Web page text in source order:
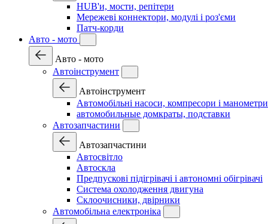
HUB'и, мости, репітери
Мережеві коннектори, модулі і роз'єми
Патч-корди
Авто - мото
Авто - мото
Автоінструмент
Автоінструмент
Автомобільні насоси, компресори і манометри
автомобильные домкраты, подставки
Автозапчастини
Автозапчастини
Автосвітло
Автоскла
Предпускові підігрівачі і автономні обігрівачі
Система охолодження двигуна
Склоочисники, двірники
Автомобільна електроніка